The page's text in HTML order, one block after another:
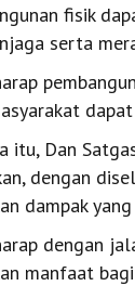
fisik
serta
itu, Dan
dengan
dampak
dengan
manfaat